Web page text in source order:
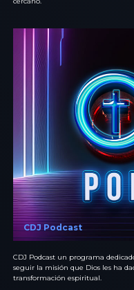
CDJ Podcast
CDJ Podcast un programa
seguir la misión que Dios les ha
transformación espiritual.